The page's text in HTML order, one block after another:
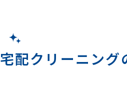
宅配クリーニング